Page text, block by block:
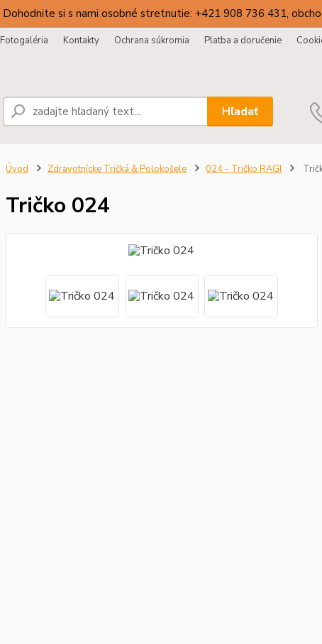
Dohodnite si s nami osobné stretnutie: +421 908 736 431,
Fotogaléria Kontakty Ochrana súkromia Platba a doručenie
Hľadať
Úvod Zdravotnícke Tričká & Polokošele 024 - Tričko RAGI
Tričko 024